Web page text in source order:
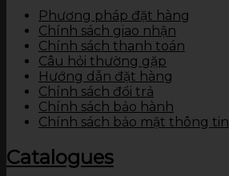
Các thiết bị khác
Phương pháp đặt hàng
Chính sách giao nhận
Chính sách thanh toán
Câu hỏi thường gặp
Hướng dẫn đặt hàng
Chính sách đổi trả
Chính sách bảo hành
Chính sách bảo mật thông tin
Catalogues